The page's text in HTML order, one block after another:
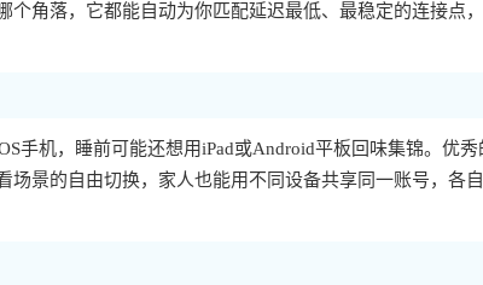
角落，它都能自动为你匹配延迟最低、最稳定的连接点
手机，睡前可能还想用iPad或Android平板回味集锦。优秀
景的自由切换，家人也能用不同设备共享同一账号，各